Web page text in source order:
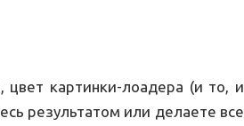
цвет картинки-лоадера (и то, и
результатом или делаете все